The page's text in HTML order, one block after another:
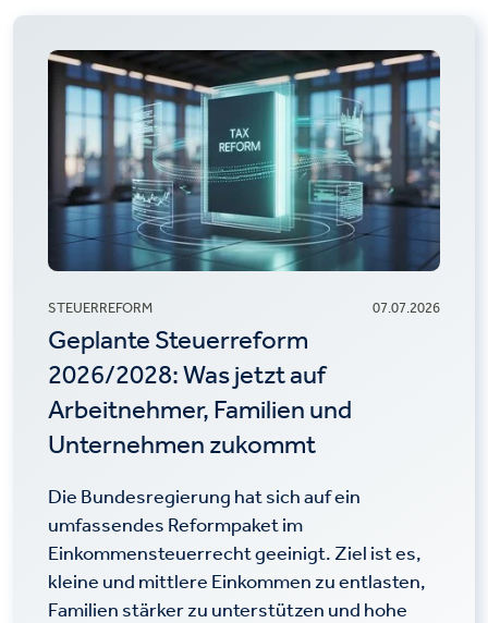
STEUERREFORM 07.07.2026
Geplante Steuerreform
2026/2028: Was jetzt auf
Arbeitnehmer, Familien und
Unternehmen zukommt
Die Bundesregierung hat sich auf ein
umfassendes Reformpaket im
Einkommensteuerrecht geeinigt. Ziel ist es,
kleine und mittlere Einkommen zu entlasten,
Familien stärker zu unterstützen und hohe